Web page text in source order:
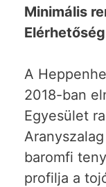
Minimális
A
2018-ban
Egyesület
baromfi
profilja a